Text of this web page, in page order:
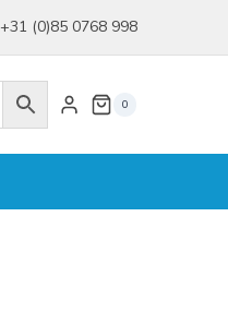
+31 (0)85 0768 998
0